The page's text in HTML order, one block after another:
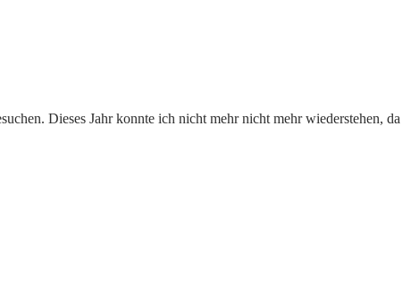
Dieses Jahr konnte ich nicht mehr nicht mehr wiederstehen, da